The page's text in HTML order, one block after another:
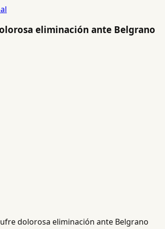
eliminación ante Belgrano